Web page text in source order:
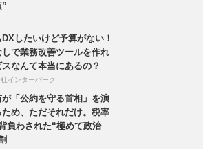
したいけど予算がない！
しで業務改善ツールを作れ
なんて本当にあるの？
インターパーク
「公約を守る首相」を演
ため、ただそれだけ。税率
負わされた“極めて政治